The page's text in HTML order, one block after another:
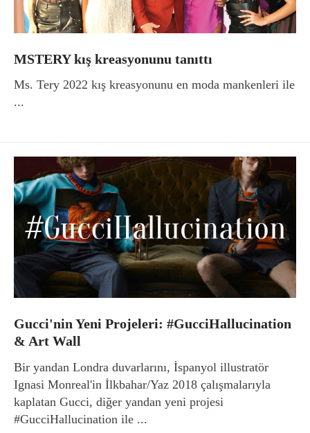
MSTERY kış kreasyonunu tanıttı
Ms. Tery 2022 kış kreasyonunu en moda mankenleri ile
...
Gucci'nin Yeni Projeleri: #GucciHallucination
& Art Wall
Bir yandan Londra duvarlarını, İspanyol illustratör
Ignasi Monreal'in İlkbahar/Yaz 2018 çalışmalarıyla
kaplatan Gucci, diğer yandan yeni projesi
#GucciHallucination ile ...